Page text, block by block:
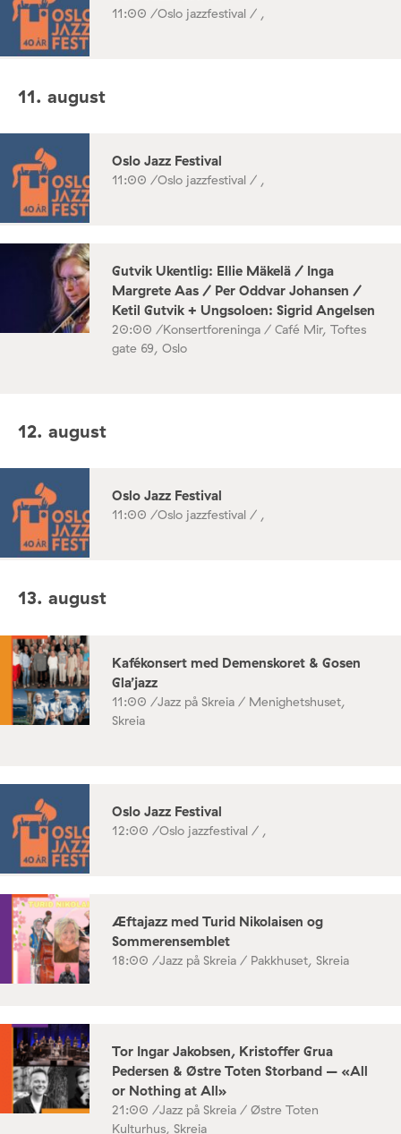
11:00 /Oslo jazzfestival / ,
11. august
Oslo Jazz Festival
11:00 /Oslo jazzfestival / ,
Gutvik Ukentlig: Ellie Mäkelä / Inga
Margrete Aas / Per Oddvar Johansen /
Ketil Gutvik + Ungsoloen: Sigrid Angelsen
20:00 /Konsertforeninga / Café Mir, Toftes
gate 69, Oslo
12. august
Oslo Jazz Festival
11:00 /Oslo jazzfestival / ,
13. august
Kafékonsert med Demenskoret & Gosen
Gla’jazz
11:00 /Jazz på Skreia / Menighetshuset,
Skreia
Oslo Jazz Festival
12:00 /Oslo jazzfestival / ,
Æftajazz med Turid Nikolaisen og
Sommerensemblet
18:00 /Jazz på Skreia / Pakkhuset, Skreia
Tor Ingar Jakobsen, Kristoffer Grua
Pedersen & Østre Toten Storband – «All
or Nothing at All»
21:00 /Jazz på Skreia / Østre Toten
Kulturhus, Skreia